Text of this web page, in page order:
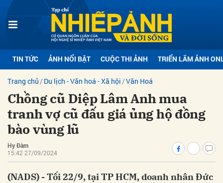
TIN TỨC ẢNH NỔI BẬT CUỘC THI ẢNH TRIỂN LÃM ẢNH
Trang chủ Du lịch - Văn hoá - Xã hội Văn Hoá
Chồng cũ Diệp Lâm Anh mua
tranh vợ cũ đấu giá ủng hộ đồng
bào vùng lũ
Hy Đàm
15:42 27/09/2024
(NADS) - Tối 22/9, tại TP HCM, doanh nhân Đức
luận
Hủy